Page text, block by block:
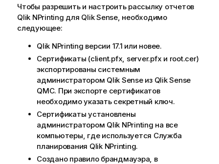
Чтобы разрешить и настроить рассылку отчетов
Qlik NPrinting для Qlik Sense, необходимо
следующее:
Qlik NPrinting версии 17.1 или новее.
Сертификаты (client.pfx, server.pfx и root.cer)
экспортированы системным
администратором Qlik Senseиз Qlik Sense
QMC. При экспорте сертификатов
необходимо указать секретный ключ.
Сертификаты установлены
администратором Qlik NPrinting на все
компьютеры, где используется Служба
планирования Qlik NPrinting.
Создано правило брандмауэра, в